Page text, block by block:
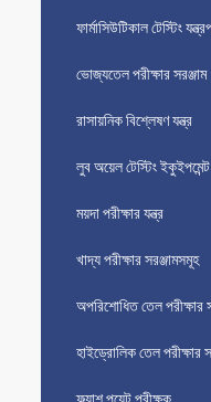
ফার্মাসিউটিকাল টেস্টিং
ভোজ্যতেল পরীক্ষার সরঞ্জাম
রাসায়নিক বিশ্লেষণ যন্ত্র
লুব অয়েল টেস্টিং ইকুইপমেন্ট
ময়দা পরীক্ষার যন্ত্র
খাদ্য পরীক্ষার সরঞ্জামসমূহ
অপরিশোধিত তেল পরীক্ষার
হাইড্রোলিক তেল পরীক্ষার